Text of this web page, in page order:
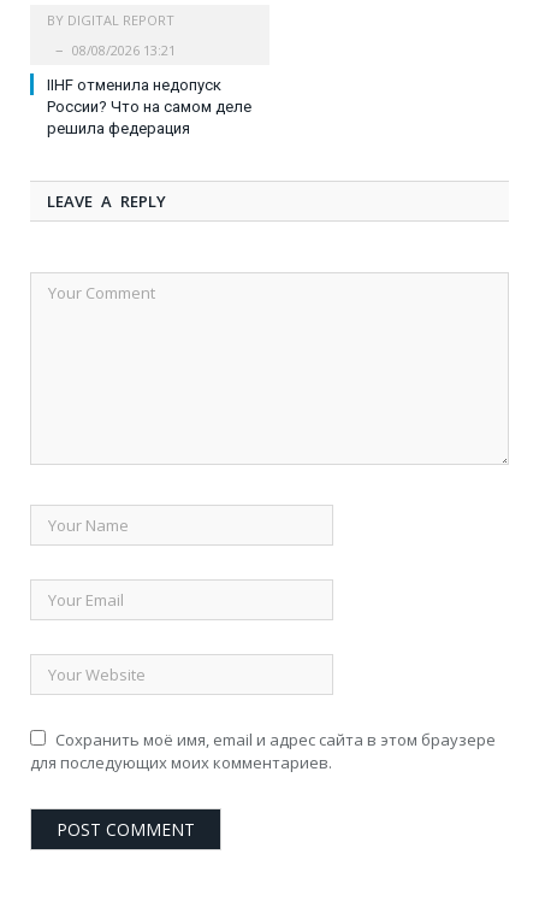
BY DIGITAL REPORT
08/08/2026 13:21
IIHF отменила недопуск
России? Что на самом деле
решила федерация
LEAVE A REPLY
Сохранить моё имя, email и адрес сайта в этом браузере
для последующих моих комментариев.